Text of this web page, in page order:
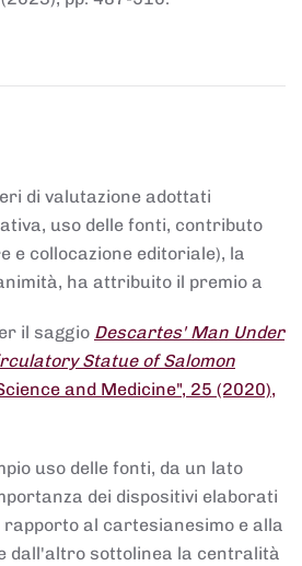
di valutazione adottati
uso delle fonti, contributo
e collocazione editoriale), la
ha attribuito il premio a
il saggio Descartes' Man Under
Statue of Salomon
and Medicine", 25 (2020),
uso delle fonti, da un lato
dei dispositivi elaborati
rapporto al cartesianesimo e alla
dall'altro sottolinea la centralità